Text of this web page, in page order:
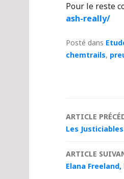
Pour le reste
ash-really/
Posté dans
chemtrails,
articles
ARTICLE
Les
ARTICLE
Elana